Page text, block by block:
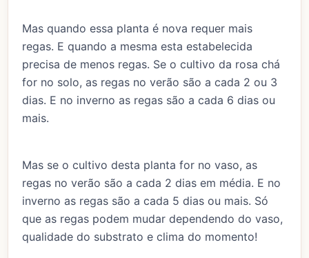
Mas quando essa planta é nova requer mais
regas. E quando a mesma esta estabelecida
precisa de menos regas. Se o cultivo da rosa chá
for no solo, as regas no verão são a cada 2 ou 3
dias. E no inverno as regas são a cada 6 dias ou
mais.
Mas se o cultivo desta planta for no vaso, as
regas no verão são a cada 2 dias em média. E no
inverno as regas são a cada 5 dias ou mais. Só
que as regas podem mudar dependendo do vaso,
qualidade do substrato e clima do momento!